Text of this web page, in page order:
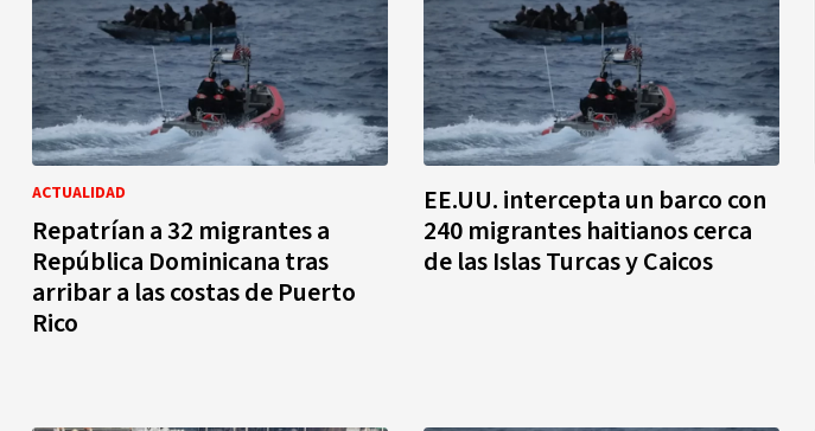
ACTUALIDAD
Repatrían a 32 migrantes a
República Dominicana tras
arribar a las costas de Puerto
Rico
EE.UU. intercepta un barco con
240 migrantes haitianos cerca
de las Islas Turcas y Caicos